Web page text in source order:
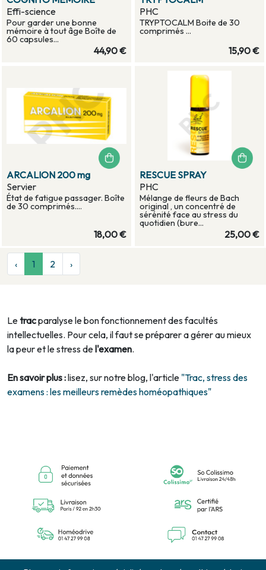
Letracparalyse le bon fonctionnement des facultés
intellectuelles. Pour cela, il faut se préparer a gérer au mieux
la peur et le stress del'examen.
En savoir plus :lisez, sur notre blog, l'article "Trac, stress des
examens : les meilleurs remèdes homéopathiques"
Effi-science
Pour garder une bonne
mémoire à tout âge Boîte de
60 capsules...
44,90 €
PHC
TRYPTOCALM Boite de 30
comprimés ...
15,90 €
ARCALION 200 mg
Servier
État de fatigue passager. Boîte
de 30 comprimés....
18,00 €
RESCUE SPRAY
PHC
Mélange de fleurs de Bach
original , un concentré de
sérénité face au stress du
quotidien (bure...
25,00 €
‹ 1 2 ›